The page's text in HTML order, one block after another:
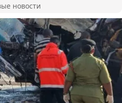
новости